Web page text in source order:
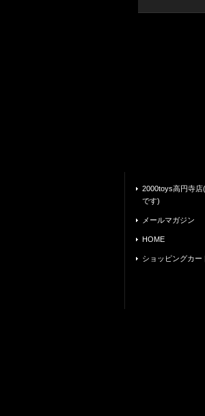
2000toys高円寺
です)
メールマガジン
HOME
ショッピングカー